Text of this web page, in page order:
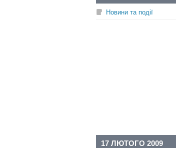
Новини та події
17 ЛЮТОГО 2009